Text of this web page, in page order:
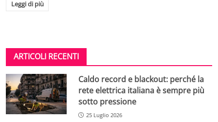
Leggi di più
ARTICOLI RECENTI
Caldo record e blackout: perché la
rete elettrica italiana è sempre più
sotto pressione
25 Luglio 2026